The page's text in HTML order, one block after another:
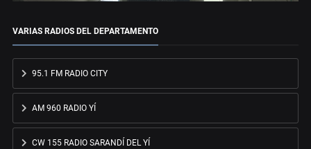
VARIAS RADIOS DEL DEPARTAMENTO
95.1 FM RADIO CITY
AM 960 RADIO YÍ
CW 155 RADIO SARANDÍ DEL YÍ